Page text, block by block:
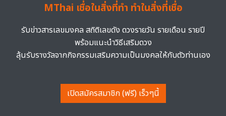
MThai เชื่อในสิ่งที่ทำ ทำในสิ่งที่เชื่อ
รับข่าวสารเลขมงคล สถิติเลขดัง ดวงรายวัน รายเดือน รายปี
พร้อมแนะนำวิธีเสริมดวง
ลุ้นรับรางวัลจากกิจกรรมเสริมความเป็นมงคลให้กับตัวท่านเอง
เปิดสมัครสมาชิก (ฟรี) เร็วๆนี้